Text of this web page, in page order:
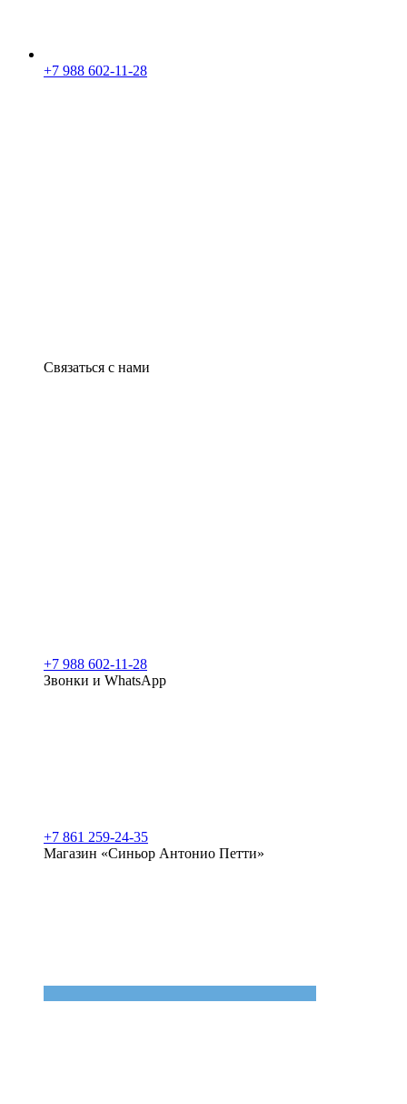
+7 988 602-11-28
Связаться с нами
+7 988 602-11-28
Звонки и WhatsApp
+7 861 259-24-35
Магазин «Синьор Антонио Петти»